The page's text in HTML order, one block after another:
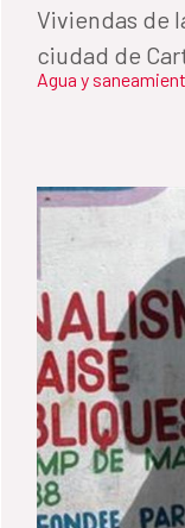
Viviendas de
ciudad de
Estas
sur oriental
I” (COL-017-
para Agua y
Agua y